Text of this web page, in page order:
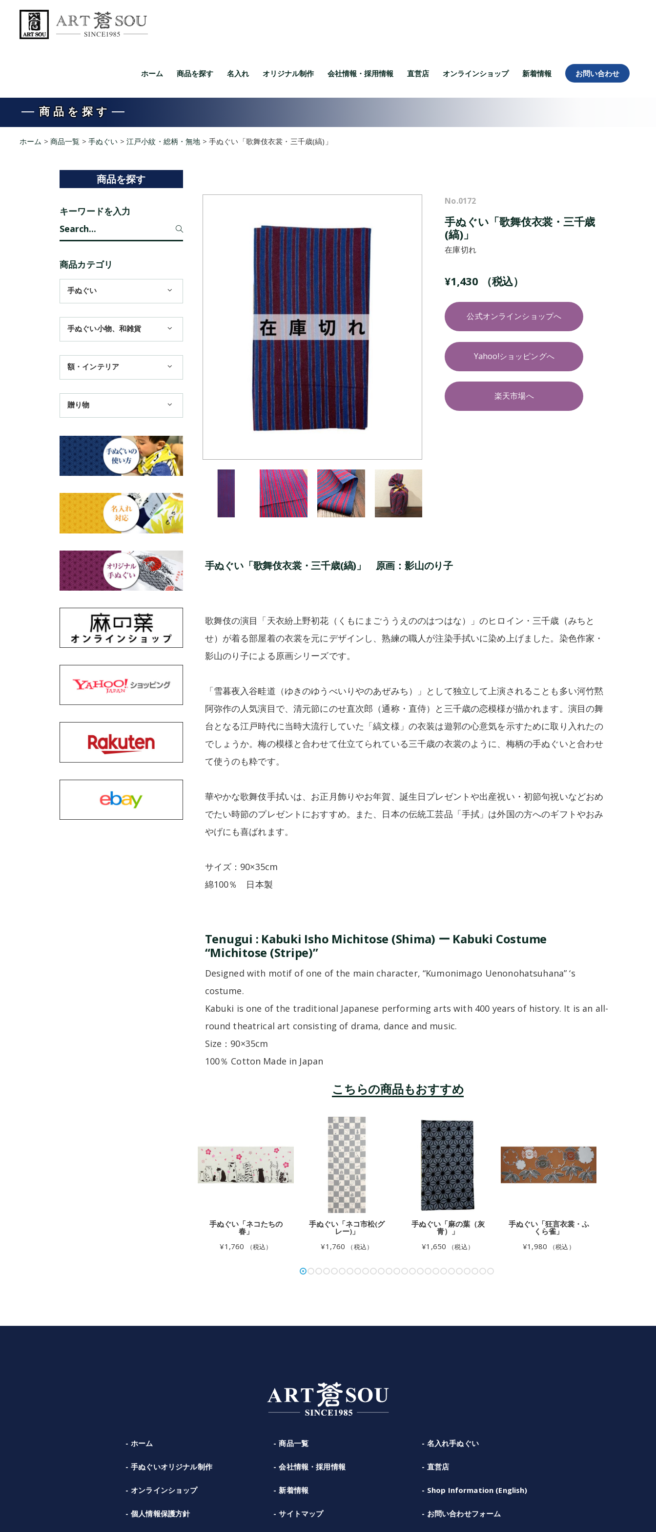
ホーム 商品を探す 名入れ オリジナル制作 会社情報・採用情報 直営店 オンラインショップ 新着情報 お問い合わせ
商品を探す
ホーム > 商品一覧 > 手ぬぐい >江戸小紋・総柄・無地 > 手ぬぐい「歌舞伎衣裳・三千歳(縞)」
No.0172
手ぬぐい「歌舞伎衣裳・三千歳
(縞)」
在庫切れ
¥1,430 （税込）
公式オンラインショップへ
Yahoo!ショッピングへ
楽天市場へ
手ぬぐい「歌舞伎衣裳・三千歳(縞)」 原画：影山のり子
歌舞伎の演目「天衣紛上野初花（くもにまごううえののはつはな）」のヒロイン・三千歳（みちと
せ）が着る部屋着の衣裳を元にデザインし、熟練の職人が注染手拭いに染め上げました。染色作家・
影山のり子による原画シリーズです。
「雪暮夜入谷畦道（ゆきのゆうべいりやのあぜみち）」として独立して上演されることも多い河竹黙
阿弥作の人気演目で、清元節にのせ直次郎（通称・直侍）と三千歳の恋模様が描かれます。演目の舞
台となる江戸時代に当時大流行していた「縞文様」の衣装は遊郭の心意気を示すために取り入れたの
でしょうか。梅の模様と合わせて仕立てられている三千歳の衣裳のように、梅柄の手ぬぐいと合わせ
て使うのも粋です。
華やかな歌舞伎手拭いは、お正月飾りやお年賀、誕生日プレゼントや出産祝い・初節句祝いなどおめ
でたい時節のプレゼントにおすすめ。また、日本の伝統工芸品「手拭」は外国の方へのギフトやおみ
やげにも喜ばれます。
サイズ：90×35cm
綿100％ 日本製
Tenugui : Kabuki Isho Michitose (Shima) ー Kabuki Costume
“Michitose (Stripe)”
Designed with motif of one of the main character, “Kumonimago Uenonohatsuhana” ‘s
costume.
Kabuki is one of the traditional Japanese performing arts with 400 years of history. It is an all-
round theatrical art consisting of drama, dance and music.
Size：90×35cm
100％ Cotton Made in Japan
手ぬぐい「ネコたちの
春」
¥1,760 （税込）
手ぬぐい「ネコ市松(グ
レー)」
¥1,760 （税込）
手ぬぐい「麻の葉（灰
青）」
¥1,650 （税込）
手ぬぐい「狂言衣裳・ふ
くら雀」
¥1,980 （税込）
商品を探す
キーワードを入力
Search
商品カテゴリ
手ぬぐい
3,300円まで
11,000円まで
季節のおすすめ
浮世絵・名画名作・古典
四季
江戸小紋・総柄・無地
ギフトセット
手ぬぐい小物、和雑貨
扇子
トートバッグ
赤ちゃん甚平
チーフ・風呂敷
ステーショナリー
額・インテリア
TokyoTokyo選定商品
タペストリー・掛軸・パネル
額
贈り物
母の日ギフト
結婚祝い
秋のギフト
ホーム 商品一覧 名入れ手ぬぐい
手ぬぐいオリジナル制作 会社情報・採用情報 直営店
オンラインショップ 新着情報 Shop Information (English)
個人情報保護方針 サイトマップ お問い合わせフォーム